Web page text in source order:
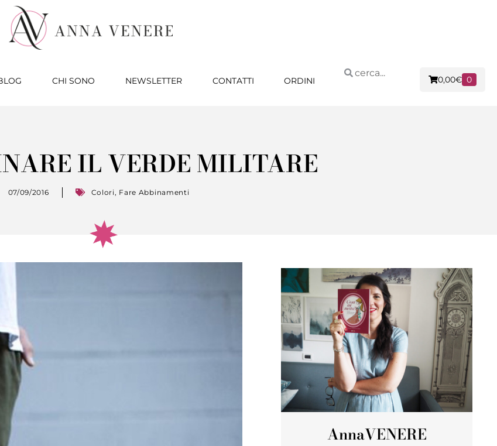
CHI SONO NEWSLETTER CONTATTI ORDINI 0,00€ 0
IL VERDE MILITARE
07/09/2016 Colori, Fare Abbinamenti
AnnaVENERE